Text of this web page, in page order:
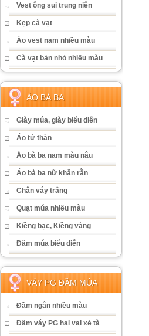
Vest ông sui trung niên
Kẹp cà vạt
Áo vest nam nhiều màu
Cà vạt bản nhỏ nhiều màu
ÁO BÀ BA
Giày múa, giày biểu diễn
Áo tứ thân
Áo bà ba nam màu nâu
Áo bà ba nữ khăn rằn
Chân váy trắng
Quạt múa nhiều màu
Kiềng bạc, Kiềng vàng
Đầm múa biểu diễn
VÁY PG ĐẦM MÚA
Đầm ngắn nhiều màu
Đầm váy PG hai vai xẻ tà